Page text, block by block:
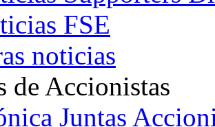
FSE
noticias
de Accionistas
Juntas